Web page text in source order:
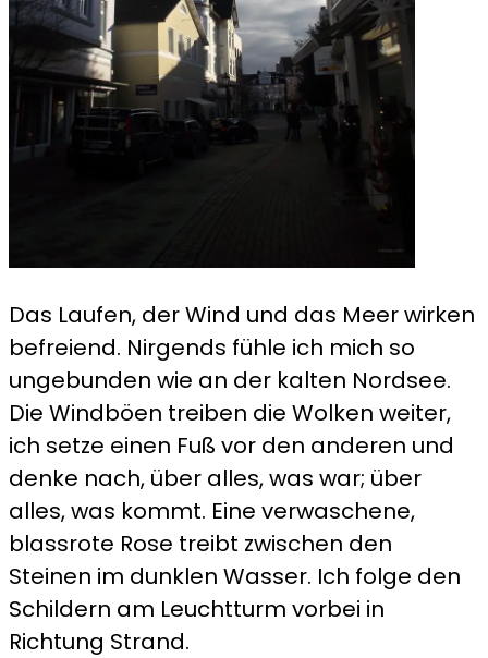
Das Laufen, der Wind und das Meer wirken
befreiend. Nirgends fühle ich mich so
ungebunden wie an der kalten Nordsee.
Die Windböen treiben die Wolken weiter,
ich setze einen Fuß vor den anderen und
denke nach, über alles, was war; über
alles, was kommt. Eine verwaschene,
blassrote Rose treibt zwischen den
Steinen im dunklen Wasser. Ich folge den
Schildern am Leuchtturm vorbei in
Richtung Strand.